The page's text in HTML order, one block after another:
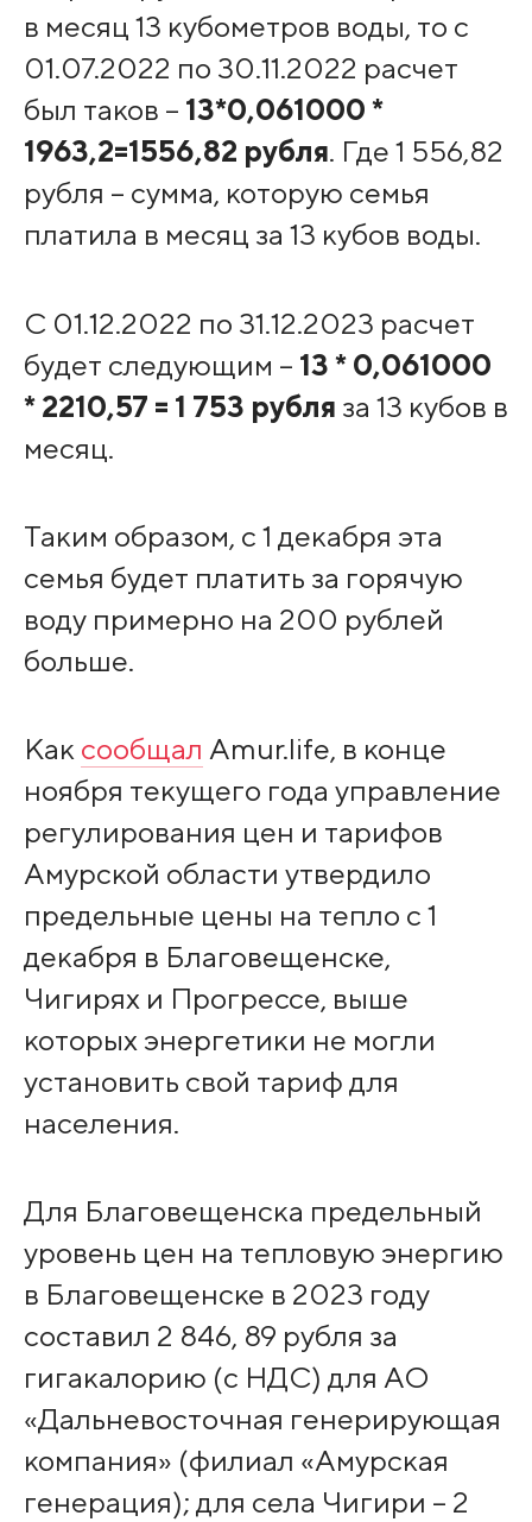
в месяц 13 кубометров воды, то с
01.07.2022 по 30.11.2022 расчет
был таков – 13*0,061000 *
1963,2=1556,82 рубля. Где 1 556,82
рубля – сумма, которую семья
платила в месяц за 13 кубов воды.
С 01.12.2022 по 31.12.2023 расчет
будет следующим – 13 * 0,061000
* 2210,57 = 1 753 рубля за 13 кубов в
месяц.
Таким образом, с 1 декабря эта
семья будет платить за горячую
воду примерно на 200 рублей
больше.
Как сообщал Amur.life, в конце
ноября текущего года управление
регулирования цен и тарифов
Амурской области утвердило
предельные цены на тепло с 1
декабря в Благовещенске,
Чигирях и Прогрессе, выше
которых энергетики не могли
установить свой тариф для
населения.
Для Благовещенска предельный
уровень цен на тепловую энергию
в Благовещенске в 2023 году
составил 2 846, 89 рубля за
гигакалорию (с НДС) для АО
«Дальневосточная генерирующая
компания» (филиал «Амурская
генерация); для села Чигири – 2